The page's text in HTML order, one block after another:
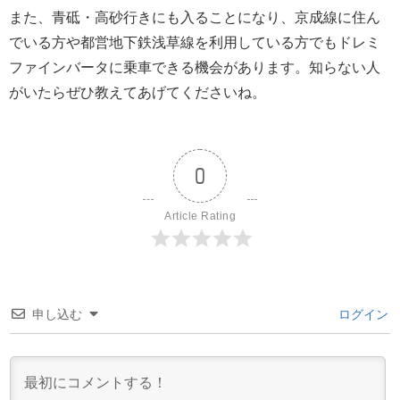
また、青砥・高砂行きにも入ることになり、京成線に住ん
でいる方や都営地下鉄浅草線を利用している方でもドレミ
ファインバータに乗車できる機会があります。知らない人
がいたらぜひ教えてあげてくださいね。
0
Article Rating
申し込む ログイン